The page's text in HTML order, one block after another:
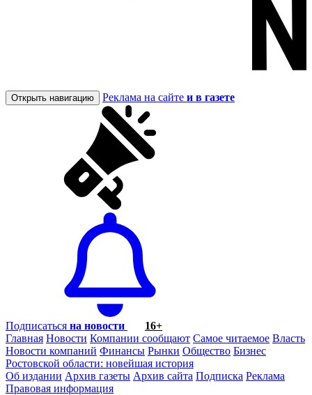
Открыть навигацию Реклама на сайте и в газете
Подписаться на новости
16+
Главная Новости Компании сообщают Самое читаемое Власть
Новости компаний Финансы Рынки Общество Бизнес
Ростовской области: новейшая история
Об издании Архив газеты Архив сайта Подписка Реклама
Правовая информация